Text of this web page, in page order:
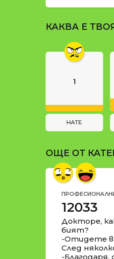
р
е
и
a
g
t
i
n
КАКВА Е
1
HATE
ОЩЕ ОТ
12033
Докторе,
бият?
-Отидете в
След
-